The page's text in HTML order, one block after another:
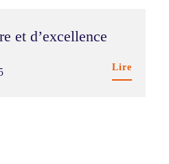
et d’excellence
Lire